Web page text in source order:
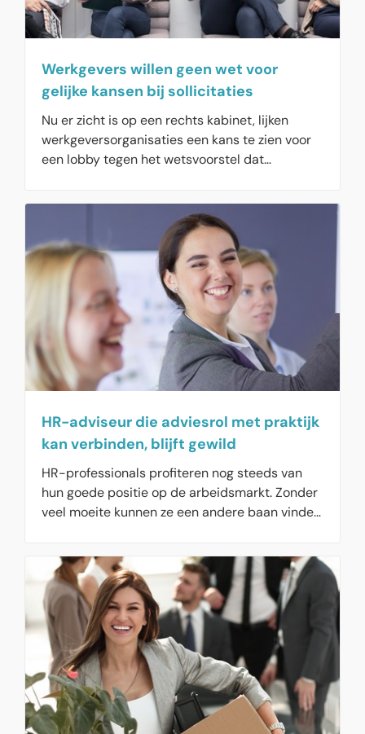
Werkgevers willen geen wet voor
gelijke kansen bij sollicitaties
Nu er zicht is op een rechts kabinet, lijken
werkgeversorganisaties een kans te zien voor
een lobby tegen het wetsvoorstel dat
dat het wetsvoorstel te veel procedures
voorschrijft en dat dit niet helpt om
discriminatie op de werkvloer tegen te gaan.
Werkgevers willen de wet van tafel en zien veel
meer in handige tools die kunnen helpen om
eerlijker te werven en selecteren.
HR-adviseur die adviesrol met praktijk
kan verbinden, blijft gewild
HR-professionals profiteren nog steeds van
hun goede positie op de arbeidsmarkt. Zonder
veel moeite kunnen ze een andere baan vinden.
zoeken naar een strategische HR-professional
die ook haar handen uit de mouwen kan steken
bij operationele taken. Bij de selectie willen
bedrijven daarom vaker een derde gesprek
voeren, om zeker te zijn dat ze de juiste HR-
kandidaat gevonden hebben. Maar dan blijkt
die kandidaat soms al weggekaapt door een
andere werkgever, die besluitvaardiger was.